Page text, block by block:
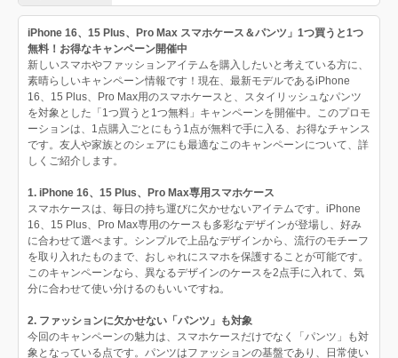
iPhone 16、15 Plus、Pro Max スマホケース＆パンツ」1つ買うと1つ
無料！お得なキャンペーン開催中
新しいスマホやファッションアイテムを購入したいと考えている方に、
素晴らしいキャンペーン情報です！現在、最新モデルであるiPhone
16、15 Plus、Pro Max用のスマホケースと、スタイリッシュなパンツ
を対象とした「1つ買うと1つ無料」キャンペーンを開催中。このプロモ
ーションは、1点購入ごとにもう1点が無料で手に入る、お得なチャンス
です。友人や家族とのシェアにも最適なこのキャンペーンについて、詳
しくご紹介します。
1. iPhone 16、15 Plus、Pro Max専用スマホケース
スマホケースは、毎日の持ち運びに欠かせないアイテムです。iPhone
16、15 Plus、Pro Max専用のケースも多彩なデザインが登場し、好み
に合わせて選べます。シンプルで上品なデザインから、流行のモチーフ
を取り入れたものまで、おしゃれにスマホを保護することが可能です。
このキャンペーンなら、異なるデザインのケースを2点手に入れて、気
分に合わせて使い分けるのもいいですね。
2. ファッションに欠かせない「パンツ」も対象
今回のキャンペーンの魅力は、スマホケースだけでなく「パンツ」も対
象となっている点です。パンツはファッションの基盤であり、日常使い